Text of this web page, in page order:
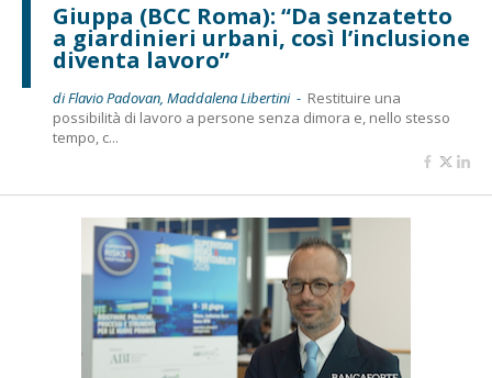
Giuppa (BCC Roma): “Da senzatetto
a giardinieri urbani, così l’inclusione
diventa lavoro”
di Flavio Padovan, Maddalena Libertini - Restituire una
possibilità di lavoro a persone senza dimora e, nello stesso
tempo, c...